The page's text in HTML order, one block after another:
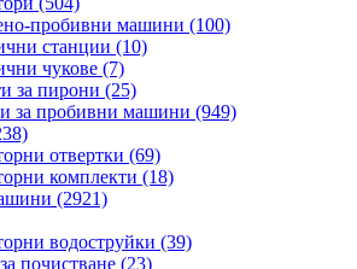
пробивни машини (100)
станции (10)
чукове (7)
за пирони (25)
за пробивни машини (949)
отвертки (69)
комплекти (18)
(2921)
водоструйки (39)
почистване (23)